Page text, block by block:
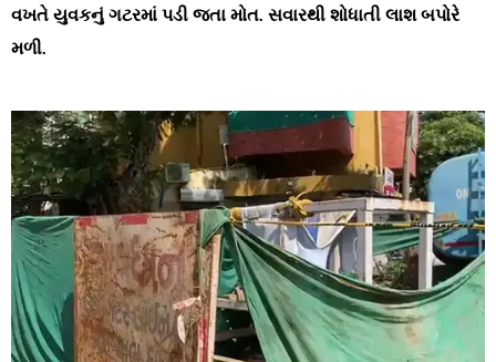
વખતે યુવકનું ગટરમાં પડી જતા મોત. સવારથી શોધાતી લાશ બપોરે
મળી.